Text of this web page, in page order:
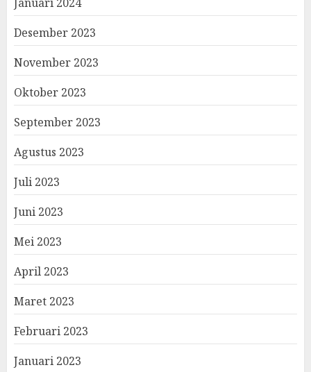
Desember 2023
November 2023
Oktober 2023
September 2023
Agustus 2023
Juli 2023
Juni 2023
Mei 2023
April 2023
Maret 2023
Februari 2023
Januari 2023